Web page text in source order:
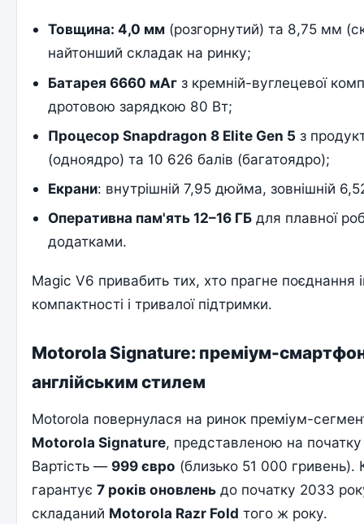
Товщина: 4,0 мм (розгорнутий) та 8,75 мм
найтонший складак на ринку;
Батарея 6660 мАг з кремній-вуглецевої
дротовою зарядкою 80 Вт;
Процесор Snapdragon 8 Elite Gen 5 з
(одноядро) та 10 626 балів (багатоядро);
Екрани: внутрішній 7,95 дюйма, зовнішній
Оперативна пам'ять 12–16 ГБ для плавної
додатками.
Magic V6 привабить тих, хто прагне поєднання
компактності і тривалої підтримки.
Motorola Signature: преміум-
англійським стилем
Motorola повернулася на ринок преміум-
Motorola Signature, представленою на
Вартість — 999 євро (близько 51 000 гривень).
гарантує7 років оновлень до початку 2033
складаний Motorola Razr Fold того ж року.